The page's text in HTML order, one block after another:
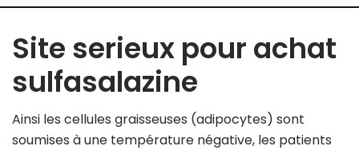
Site serieux pour achat
sulfasalazine
Ainsi les cellules graisseuses (adipocytes) sont
soumises à une température négative, les patients